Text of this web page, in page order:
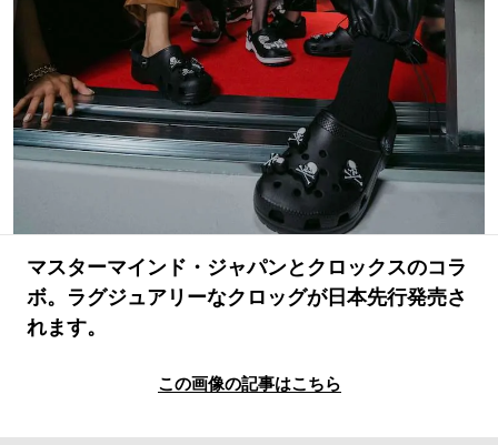
マスターマインド・ジャパンとクロックスのコラ
ボ。ラグジュアリーなクロッグが日本先行発売さ
れます。
この画像の記事はこちら